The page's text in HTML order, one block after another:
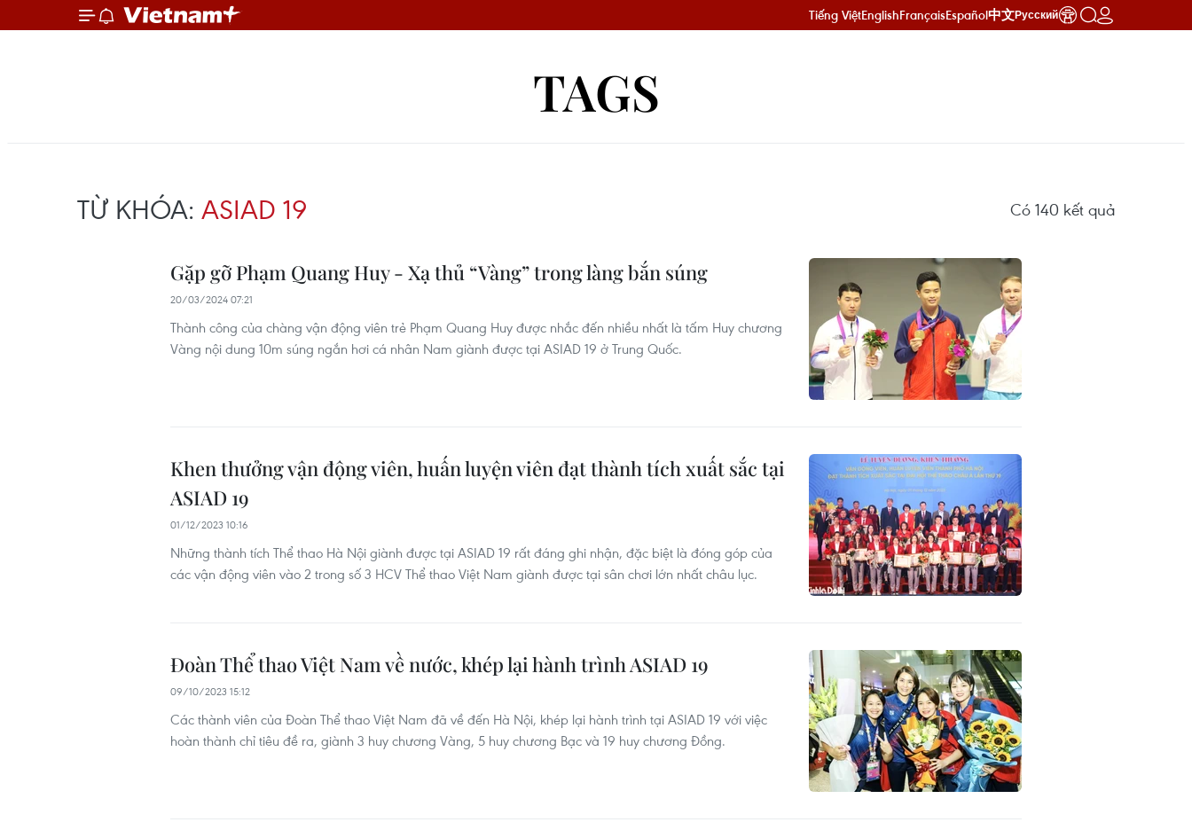
Tiếng ViệtEnglishFrançaisEspañol中文Русский
TAGS
TỪ KHÓA: ASIAD 19 Có 140 kết quả
Gặp gỡ Phạm Quang Huy - Xạ thủ “Vàng” trong làng bắn súng
20/03/2024 07:21
Thành công của chàng vận động viên trẻ Phạm Quang Huy được nhắc đến nhiều nhất là tấm Huy chương
Vàng nội dung 10m súng ngắn hơi cá nhân Nam giành được tại ASIAD 19 ở Trung Quốc.
Khen thưởng vận động viên, huấn luyện viên đạt thành tích xuất sắc tại
ASIAD 19
01/12/2023 10:16
Những thành tích Thể thao Hà Nội giành được tại ASIAD 19 rất đáng ghi nhận, đặc biệt là đóng góp của
các vận động viên vào 2 trong số 3 HCV Thể thao Việt Nam giành được tại sân chơi lớn nhất châu lục.
Đoàn Thể thao Việt Nam về nước, khép lại hành trình ASIAD 19
09/10/2023 15:12
Các thành viên của Đoàn Thể thao Việt Nam đã về đến Hà Nội, khép lại hành trình tại ASIAD 19 với việc
hoàn thành chỉ tiêu đề ra, giành 3 huy chương Vàng, 5 huy chương Bạc và 19 huy chương Đồng.